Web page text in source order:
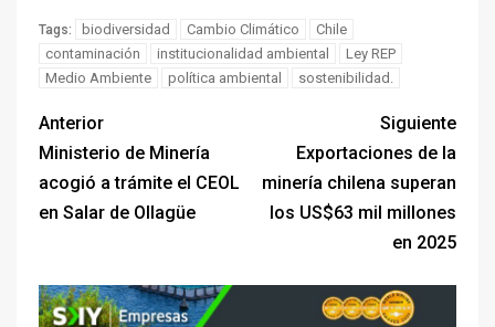
Tags: biodiversidad Cambio Climático
Chile
contaminación
institucionalidad ambiental
Ley REP
Medio Ambiente
política ambiental sostenibilidad.
Anterior
Ministerio de Minería
acogió a trámite el CEOL
en Salar de Ollagüe
Siguiente
Exportaciones de la
minería chilena superan
los US$63 mil millones
en 2025